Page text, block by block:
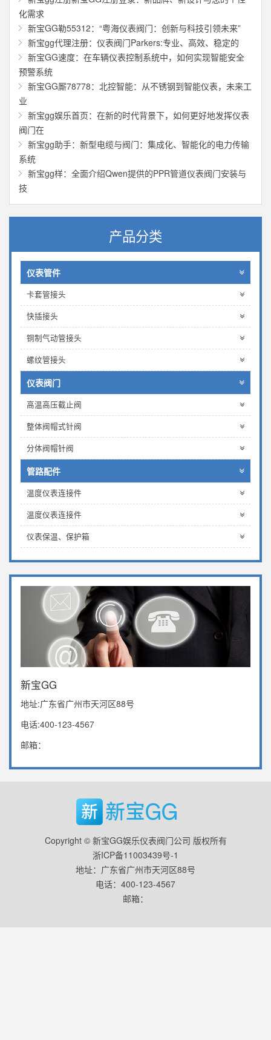
化需求
新宝GG勒55312：“粤海仪表阀门：创新与科技引领未来”
新宝gg代理注册：仪表阀门Parkers:专业、高效、稳定的
新宝GG速度：在车辆仪表控制系统中，如何实现智能安全
预警系统
新宝GG厮78778：北控智能：从不锈钢到智能仪表，未来工
业
新宝gg娱乐首页：在新的时代背景下，如何更好地发挥仪表
阀门在
新宝gg助手：新型电缆与阀门：集成化、智能化的电力传输
系统
新宝gg样：全面介绍Qwen提供的PPR管道仪表阀门安装与
技
产品分类
仪表管件
卡套管接头
快插接头
铜制气动管接头
螺纹管接头
仪表阀门
高温高压截止阀
整体阀帽式针阀
分体阀帽针阀
管路配件
温度仪表连接件
温度仪表连接件
仪表保温、保护箱
新宝GG
地址:广东省广州市天河区88号
电话:400-123-4567
邮箱：
Copyright © 新宝GG娱乐仪表阀门公司 版权所有
浙ICP备11003439号-1
地址：广东省广州市天河区88号
电话：400-123-4567
邮箱：